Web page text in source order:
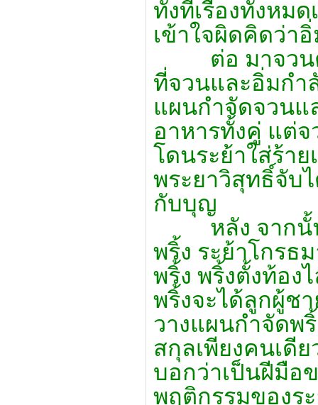
ทั้งที่เรื่องทั้งหม
เข้าใจผิดคิดว่า
ต่อ มาจวนตั้ง
ที่จวนและอิ่มกำ
แผนกำจัดจวนแ
อาหารทั้งคู่ แต่
โดนระย้าใส่ร้า
พระยาวิสุทธิ์จับ
กับบุญ
หลัง จากนั้น
พริ้ง ระย้าโกรธ
พริ้ง พริ้งตั้งท้อง
พริ้งจะได้ลูกผู้ช
วางแผนกำจัดพ
สกุลเพียงคนเดี
บอกว่าเป็นฝีมือ
พฤติกรรมของร